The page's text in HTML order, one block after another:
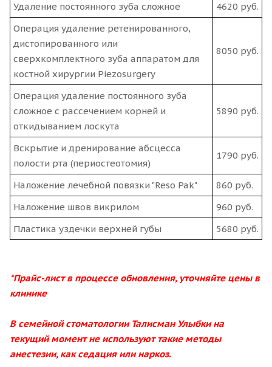
Удаление постоянного зуба сложное
4620 руб.
Операция удаление ретенированного,
дистопированного или
сверхкомплектного зуба аппаратом для
костной хирургии Piezosurgery
8050 руб.
Операция удаление постоянного зуба
сложное с рассечением корней и
откидыванием лоскута
5890 руб.
Вскрытие и дренирование абсцесса
полости рта (периостеотомия)
1790 руб.
Наложение лечебной повязки "Reso Pak"
860 руб.
Наложение швов викрилом
960 руб.
Пластика уздечки верхней губы
5680 руб.
*Прайс-лист в процессе обновления, уточняйте цены в
клинике
В семейной стоматологии Талисман Улыбки на
текущий момент не используют такие методы
анестезии, как седация или наркоз.